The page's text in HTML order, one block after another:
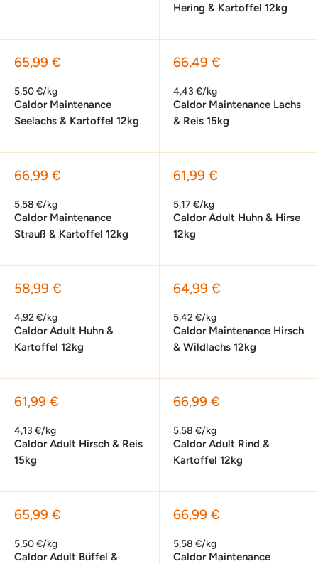
Hering & Kartoffel 12kg
Sonderpreis
65,99 €
5,50 €/kg
Caldor Maintenance
Seelachs & Kartoffel 12kg
Sonderpreis
66,49 €
4,43 €/kg
Caldor Maintenance Lachs
& Reis 15kg
Sonderpreis
66,99 €
5,58 €/kg
Caldor Maintenance
Strauß & Kartoffel 12kg
Sonderpreis
61,99 €
5,17 €/kg
Caldor Adult Huhn & Hirse
12kg
Sonderpreis
58,99 €
4,92 €/kg
Caldor Adult Huhn &
Kartoffel 12kg
Sonderpreis
64,99 €
5,42 €/kg
Caldor Maintenance Hirsch
& Wildlachs 12kg
Sonderpreis
61,99 €
4,13 €/kg
Caldor Adult Hirsch & Reis
15kg
Sonderpreis
66,99 €
5,58 €/kg
Caldor Adult Rind &
Kartoffel 12kg
Sonderpreis
65,99 €
5,50 €/kg
Caldor Adult Büffel &
Sonderpreis
66,99 €
5,58 €/kg
Caldor Maintenance